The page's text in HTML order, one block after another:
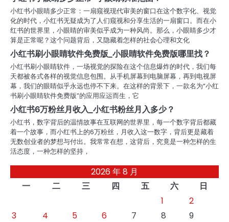
小红书小眼睛多少正常：一扇窥视现代审美的窗口在这个数字化、视觉
化的时代，小红书无疑成为了人们窥视和分享生活的一扇窗口。而在小
红书的世界里，小眼睛的审美似乎成为一种风尚。那么，小眼睛多少才
算是正常呢？这个问题背后，又隐藏着怎样的社会心理和文化
小红书刷小眼睛软件免费版_小眼睛软件免费版哪里找？
小红书刷小眼睛软件，一场视觉的探险在这个信息爆炸的时代，我们每
天都被各式各样的视觉信息包围。从手机屏幕到电脑屏幕，再到电视屏
幕，我们的眼睛似乎永远也停不下来。在这样的背景下，一款名为“小红
书刷小眼睛软件免费版”的应用应运而生，它
小红书6万粉丝月收入_小红书粉丝月入多少？
小红书，数字背后的温情故事在互联网的世界里，每一个数字背后都藏
着一个故事，而小红书上的6万粉丝，月收入这一数字，背后更是藏着
无数创业者的梦想与付出。我常常在想，这背后，究竟是一种怎样的生
活态度，一种怎样的坚持，
2026 年 8 月
一
二 三 四 五 六
日
1
2
3
4 5 6 7 8
9